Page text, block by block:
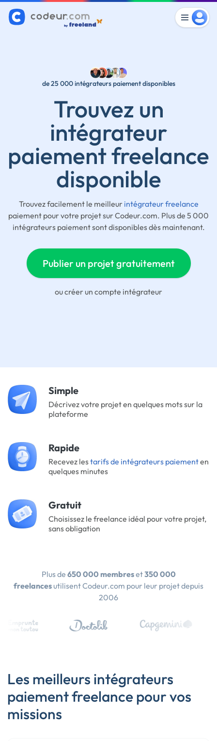
de 25 000 intégrateurs paiement disponibles
Trouvez un
intégrateur
paiement freelance
disponible
Trouvez facilement le meilleur intégrateur freelance
paiement pour votre projet sur Codeur.com. Plus de 5 000
intégrateurs paiement sont disponibles dès maintenant.
Publier un projet gratuitement
oucréer un compte intégrateur
Simple
Décrivez votre projet en quelques mots sur la
plateforme
Rapide
Recevez lestarifs de intégrateurs paiementen
quelques minutes
Gratuit
Choisissez le freelance idéal pour votre projet,
sans obligation
Plus de 650 000 membreset350 000
freelances utilisent Codeur.com pour leur projet depuis
2006
Les meilleurs intégrateurs
paiement freelance pour vos
missions